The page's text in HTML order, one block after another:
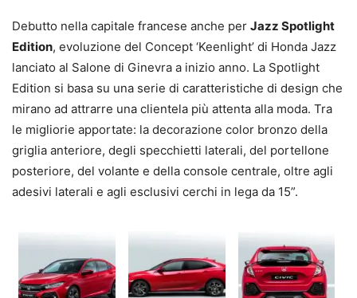
Debutto nella capitale francese anche per Jazz Spotlight
Edition, evoluzione del Concept ‘Keenlight’ di Honda Jazz
lanciato al Salone di Ginevra a inizio anno. La Spotlight
Edition si basa su una serie di caratteristiche di design che
mirano ad attrarre una clientela più attenta alla moda. Tra
le migliorie apportate: la decorazione color bronzo della
griglia anteriore, degli specchietti laterali, del portellone
posteriore, del volante e della console centrale, oltre agli
adesivi laterali e agli esclusivi cerchi in lega da 15”.